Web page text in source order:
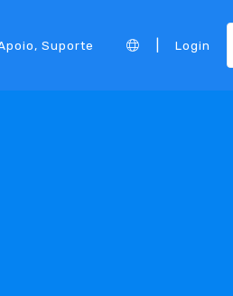
Suporte Login